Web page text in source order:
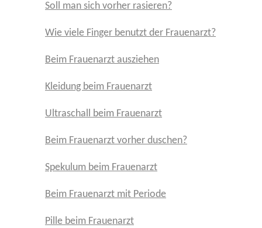
Soll man sich vorher rasieren?
Wie viele Finger benutzt der Frauenarzt?
Beim Frauenarzt ausziehen
Kleidung beim Frauenarzt
Ultraschall beim Frauenarzt
Beim Frauenarzt vorher duschen?
Spekulum beim Frauenarzt
Beim Frauenarzt mit Periode
Pille beim Frauenarzt